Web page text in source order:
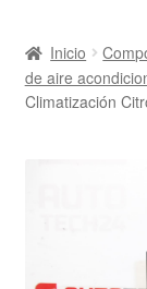
navegación
Caja
Envío al
Inicio
de aire
Climatización